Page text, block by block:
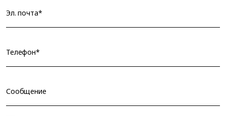
Эл. почта*
Телефон*
Сообщение